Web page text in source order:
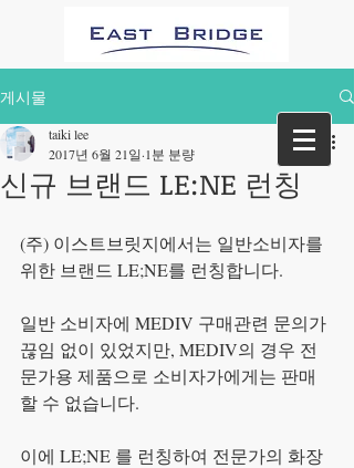
게시물
신규 브랜드 LE:NE 런칭
taiki lee
2017년 6월 21일 1분 분량
(주) 이스트브릿지에서는 일반소비자를
위한 브랜드 LE;NE를 런칭합니다.
일반 소비자에 MEDIV 구매관련 문의가
끊임 없이 있었지만, MEDIV의 경우 전
문가용 제품으로 소비자가에게는 판매
할 수 없습니다.
이에 LE;NE 를 런칭하여 전문가의 화장